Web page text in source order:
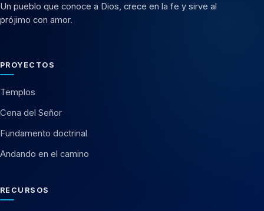
Un pueblo que conoce a Dios, crece en la fe y sirve al
prójimo con amor.
PROYECTOS
Templos
Cena del Señor
Fundamento doctrinal
Andando en el camino
RECURSOS